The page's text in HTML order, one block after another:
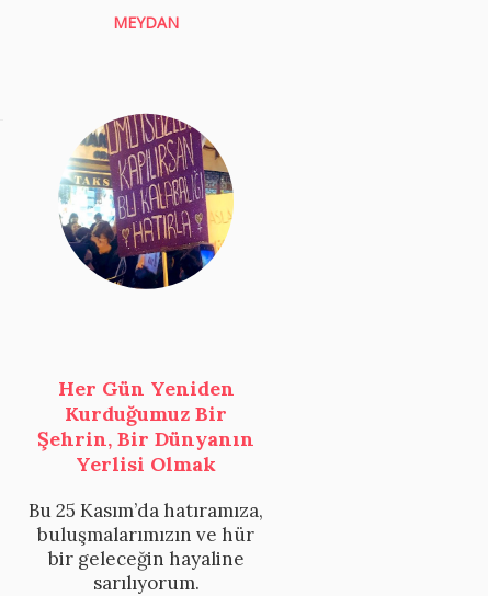
MEYDAN
Her Gün Yeniden
Kurduğumuz Bir
Şehrin, Bir Dünyanın
Yerlisi Olmak
Bu 25 Kasım’da hatıramıza,
buluşmalarımızın ve hür
bir geleceğin hayaline
sarılıyorum.